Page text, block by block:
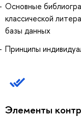
Основные
классической
базы данных
Принципы
Элементы